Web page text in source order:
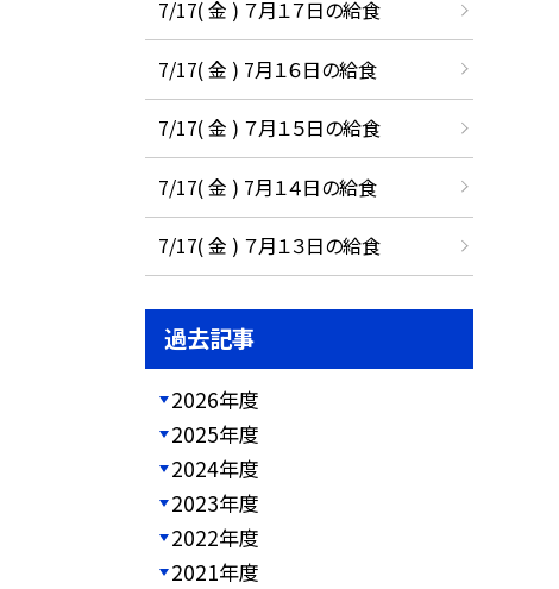
7/17( 金 ) ７月１７日の給食
7/17( 金 ) 7月１６日の給食
7/17( 金 ) ７月１５日の給食
7/17( 金 ) 7月１４日の給食
7/17( 金 ) ７月１３日の給食
過去記事
2026年度
2025年度
2024年度
2023年度
2022年度
2021年度